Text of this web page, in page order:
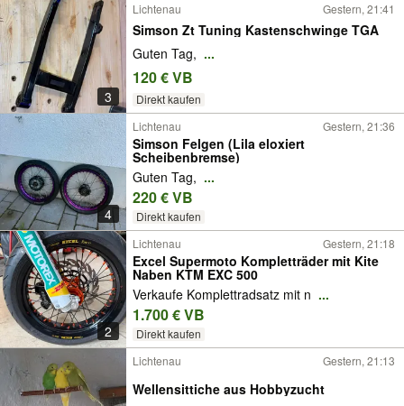
3
Lichtenau Gestern, 21:41
Simson Zt Tuning Kastenschwinge TGA
Guten Tag, ...
120 € VB
Direkt kaufen
4
Lichtenau Gestern, 21:36
Simson Felgen (Lila eloxiert
Scheibenbremse)
Guten Tag, ...
220 € VB
Direkt kaufen
2
Lichtenau Gestern, 21:18
Excel Supermoto Kompletträder mit Kite
Naben KTM EXC 500
Verkaufe Komplettradsatz mit n ...
1.700 € VB
Direkt kaufen
Lichtenau
Gestern, 21:13
Wellensittiche aus Hobbyzucht